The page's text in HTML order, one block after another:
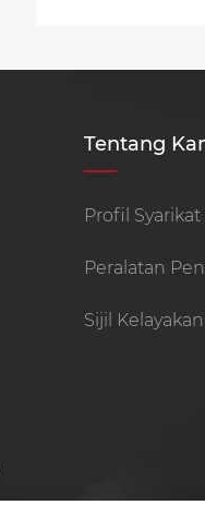
Tentang
Profil Syarikat
Peralatan
Sijil Kelayakan